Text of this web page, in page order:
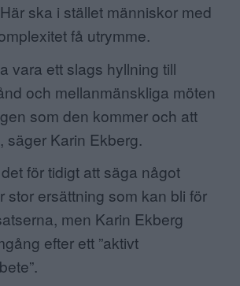
ska i stället människor med
få utrymme.
vara ett slags hyllning till
och mellanmänskliga möten
som den kommer och att
säger Karin Ekberg.
för tidigt att säga något
stor ersättning som kan bli för
men Karin Ekberg
efter ett ”aktivt